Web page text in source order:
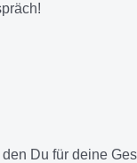
Du für deine